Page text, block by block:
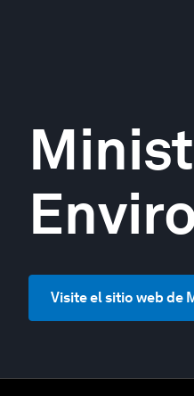
Visite el sitio web de